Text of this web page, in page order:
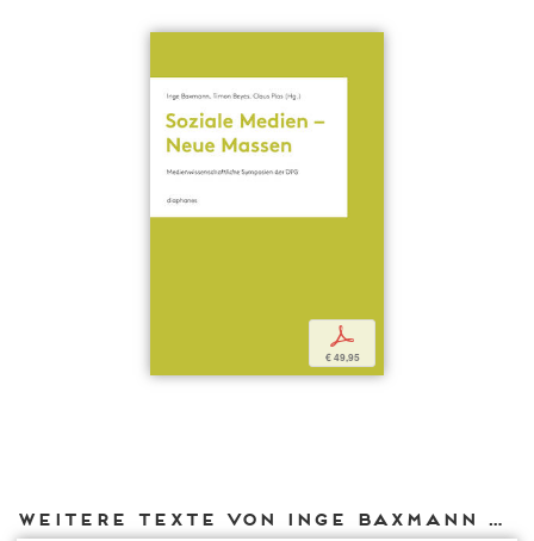
p
€ 49,95
Weitere Texte von Inge Baxmann bei DIAPHANES